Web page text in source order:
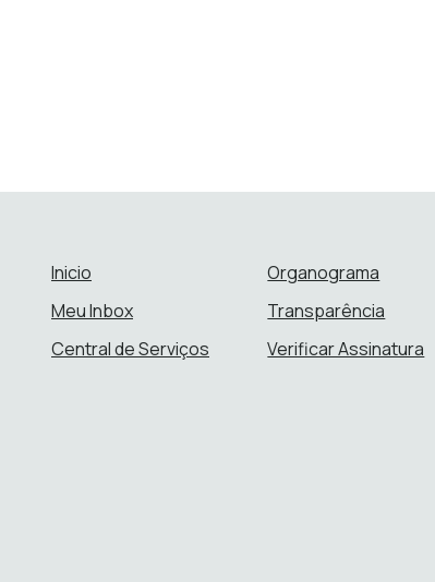
Inicio
Meu Inbox
Central de Serviços
Organograma
Transparência
Verificar Assinatura